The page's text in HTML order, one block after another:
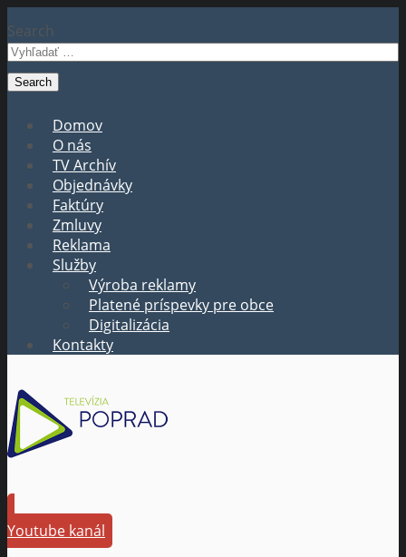
Search
Domov
O nás
TV Archív
Objednávky
Faktúry
Zmluvy
Reklama
Služby
Výroba reklamy
Platené príspevky pre obce
Digitalizácia
Kontakty
Youtube kanál